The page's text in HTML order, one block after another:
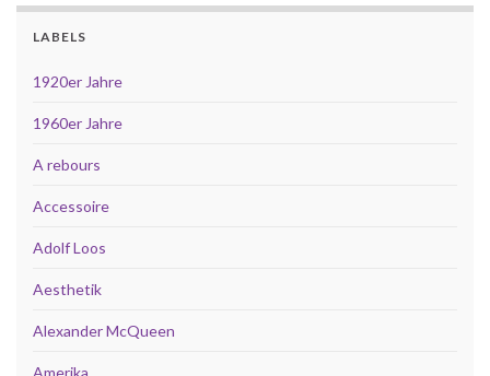
LABELS
1920er Jahre
1960er Jahre
A rebours
Accessoire
Adolf Loos
Aesthetik
Alexander McQueen
Amerika